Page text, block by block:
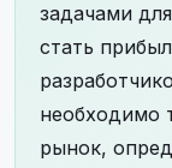
задачами
стать
необходимо
рынок,